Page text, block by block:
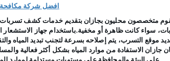
افضل شركة
يقوم متخصصون محليون بجازان بتقديم خدمات كشف تسربات
سواء كانت ظاهرة أو مخفية.باستخدام جهاز الاستشعار
موقع التسرب، يتم إصلاحه بسرعة لتجنب تبديد المياه
الاستفادة من موارد المياه بشكل أكثر فعالية
على البيئة والمحافظة على مستويات مستدامة لموارد